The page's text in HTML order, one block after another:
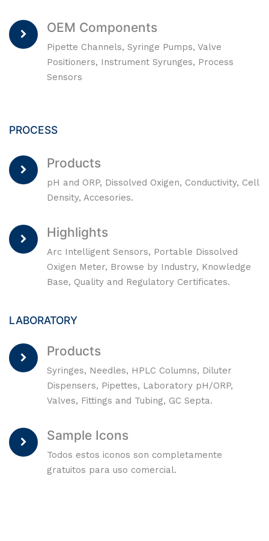
OEM Components
Pipette Channels, Syringe Pumps, Valve
Positioners, Instrument Syrunges, Process
Sensors
PROCESS
Products
pH and ORP, Dissolved Oxigen, Conductivity, Cell
Density, Accesories.
Highlights
Arc Intelligent Sensors, Portable Dissolved
Oxigen Meter, Browse by Industry, Knowledge
Base, Quality and Regulatory Certificates.
LABORATORY
Products
Syringes, Needles, HPLC Columns, Diluter
Dispensers, Pipettes, Laboratory pH/ORP,
Valves, Fittings and Tubing, GC Septa.
Sample Icons
Todos estos iconos son completamente
gratuitos para uso comercial.